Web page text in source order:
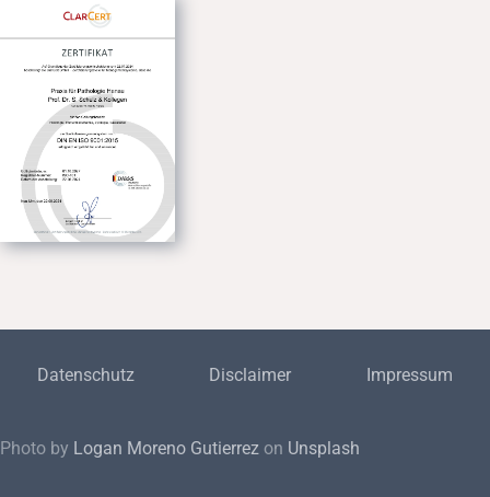
Datenschutz Disclaimer Impressum
Photo by Logan Moreno Gutierrez on Unsplash